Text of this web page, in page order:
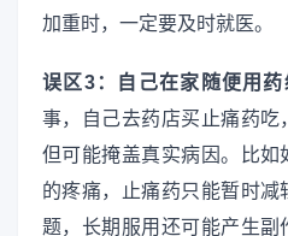
加重时，一定要及时就医。
误区3：自己在家随便用药
事，自己去药店买止痛药吃
但可能掩盖真实病因。比
的疼痛，止痛药只能暂时减
题，长期服用还可能产生